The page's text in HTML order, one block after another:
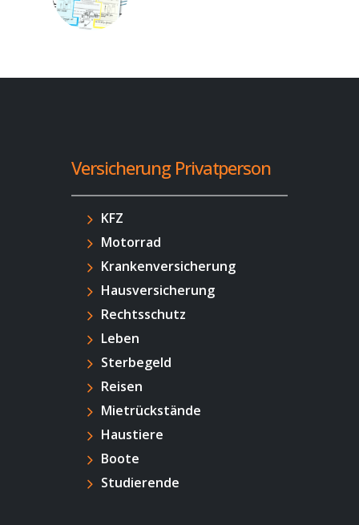
Versicherung Privatperson
KFZ
Motorrad
Krankenversicherung
Hausversicherung
Rechtsschutz
Leben
Sterbegeld
Reisen
Mietrückstände
Haustiere
Boote
Studierende